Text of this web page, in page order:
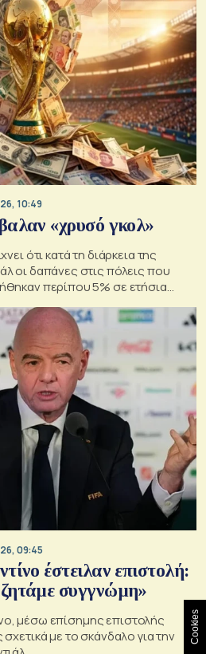
10:49
«χρυσό γκολ»
ότι κατά τη διάρκεια της
οι δαπάνες στις πόλεις που
περίπου 5% σε ετήσια
09:45
έστειλαν επιστολή:
συγγνώμη»
μέσω επίσημης επιστολής
με το σκάνδαλο για την
Cookies